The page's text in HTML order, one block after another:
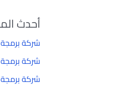
أحدث
شركة
شركة
شركة برمجة